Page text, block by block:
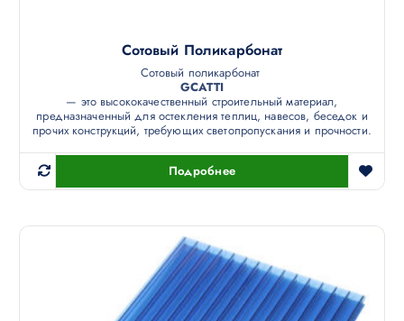
Сотовый Поликарбонат
Сотовый поликарбонат
GCATTI
— это высококачественный строительный материал,
предназначенный для остекления теплиц, навесов, беседок и
прочих конструкций, требующих светопропускания и прочности.
Подробнее